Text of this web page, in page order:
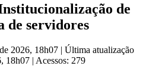
de
de servidores
2026, 18h07 | Última atualização
18h07 | Acessos: 279